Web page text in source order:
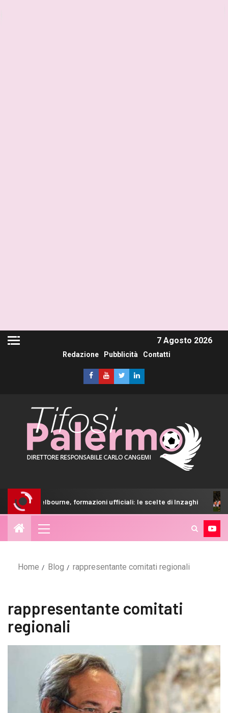
7 Agosto 2026
Redazione Pubblicità Contatti
Melbourne, formazioni ufficiali: le scelte di Inzaghi
Home Blog rappresentante comitati regionali
rappresentante comitati
regionali